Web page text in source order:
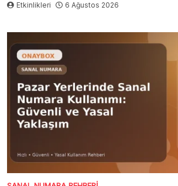
Etkinlikleri 6 Ağustos 2026